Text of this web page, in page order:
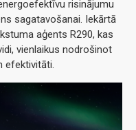
risinājumu
sagatavošanai. Iekārtā
aģents R290, kas
vienlaikus nodrošinot
efektivitāti.